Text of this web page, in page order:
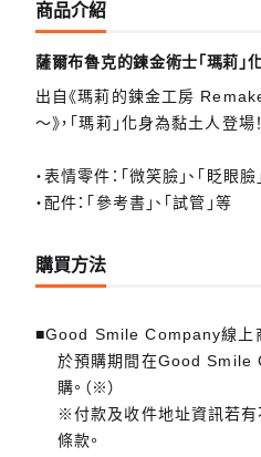
商品介紹
薩爾布魯克的鍊金術士「瑪莉」
出自《瑪莉的鍊金工房
～》，「瑪莉」化身為黏土人登場！
・表情零件：「微笑臉」、「眨眼臉
・配件：「參考書」、「試管」等
購買方法
■Good Smile Company線上
於預購期間在Good Smile
購。（※）
※付款及收件地址資訊若有
條款。